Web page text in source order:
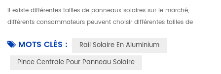
il existe différentes tailles de panneaux solaires sur le marché,
différents consommateurs peuvent choisir différentes tailles de
aluminiu...
MOTS CLÉS :
Rail Solaire En Aluminium
Pince Centrale Pour Panneau Solaire